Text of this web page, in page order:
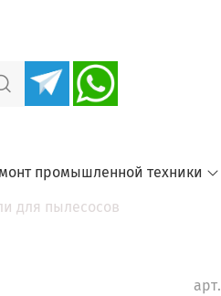
промышленной техники
для пылесосов
арт.